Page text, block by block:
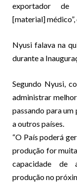
exportador de
[material]
Nyusi falava na
durante a
Segundo Nyusi,
administrar
passando para
a outros países.
“O País poderá
produção for
capacidade de
produção no